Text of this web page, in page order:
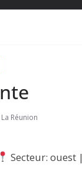
Réunion
Secteur: ouest |